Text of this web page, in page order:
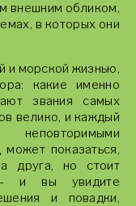
внешним обликом,
в которых они
и морской жизнью,
какие именно
звания самых
велико, и каждый
показаться,
друга, но стоит
— и вы увидите
и повадки,